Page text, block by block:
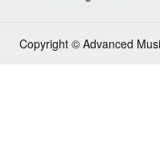
Copyright © Advanced